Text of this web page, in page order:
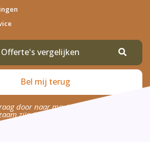
vergelijken
Bel mij terug
door naar maximaal 4 bedrijven die
zijn in uw omgeving.